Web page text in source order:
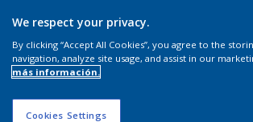
We respect your privacy.
By clicking “Accept All Cookies”, you agree to the
navigation, analyze site usage, and assist in our
más información.
Cookies Settings